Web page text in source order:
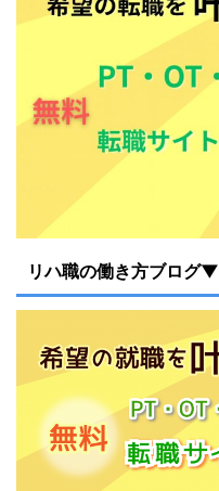
リハ職の働き方ブログ▼